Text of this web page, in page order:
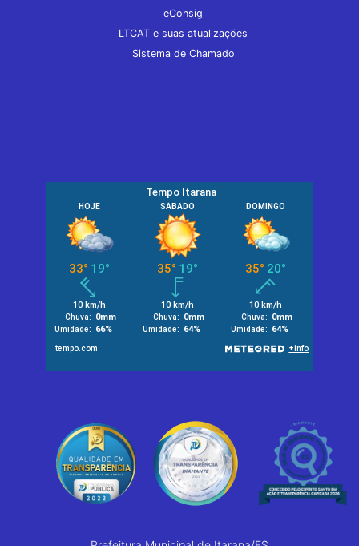
eConsig
LTCAT e suas atualizações
Sistema de Chamado